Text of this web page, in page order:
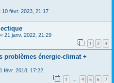
10 févr. 2023, 21:17
« 21 janv. 2022, 21:29
1 2 3
problèmes énergie-climat +
févr. 2018, 17:22
1 … 4 5 6 7